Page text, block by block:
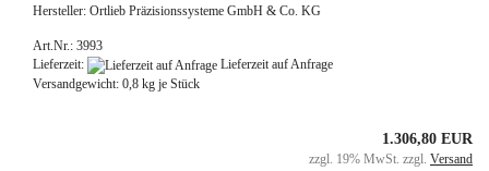
Hersteller: Ortlieb Präzisionssysteme GmbH & Co. KG
Art.Nr.: 3993
Lieferzeit:
Lieferzeit auf Anfrage
Versandgewicht: 0,8 kg je Stück
1.306,80 EUR
zzgl. 19% MwSt. zzgl. Versand